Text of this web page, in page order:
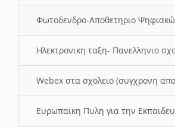
Φωτοδενδρο-Αποθετηριο
Ηλεκτρονικη ταξη- Πανελληνιο
Webex στα σχολειο (συγχρονη
Ευρωπαικη Πυλη για την